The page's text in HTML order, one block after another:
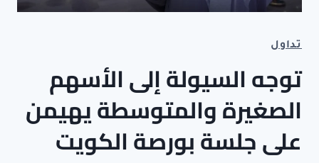
تداول
توجه السيولة إلى الأسهم
الصغيرة والمتوسطة يهيمن
على جلسة بورصة الكويت